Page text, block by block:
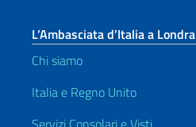
L’Ambasciata d’Italia a Londra
Chi siamo
Italia e Regno Unito